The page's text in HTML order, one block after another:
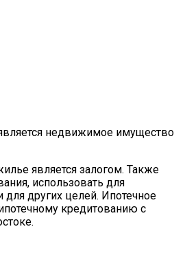
недвижимое имущество
является залогом. Также
использовать для
других целей. Ипотечное
кредитованию с